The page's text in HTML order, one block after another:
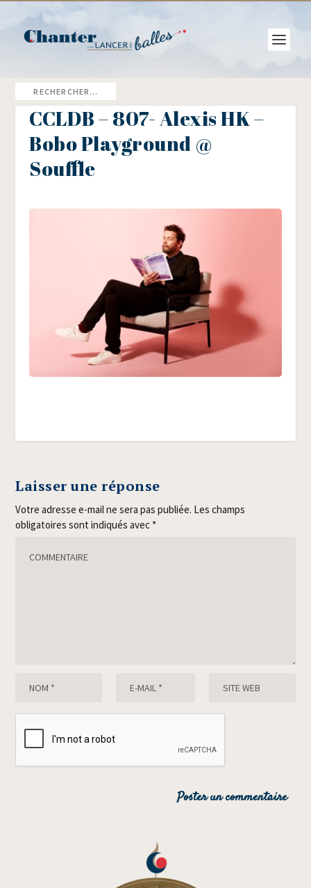
CCLDB – 807- Alexis HK –
Bobo Playground @
Souffle
Laisser une réponse
Votre adresse e-mail ne sera pas publiée. Les champs
obligatoires sont indiqués avec *